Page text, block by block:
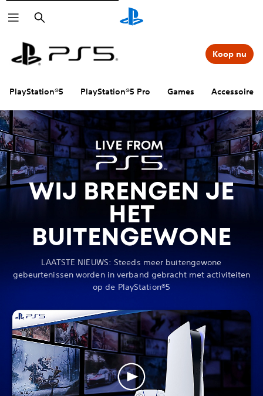
Zoeken
PlayStation®5 PlayStation®5 Pro Games Accessoires
Koop nu
WIJ BRENGEN JE
HET
BUITENGEWONE
LAATSTE NIEUWS: Steeds meer buitengewone
gebeurtenissen worden in verband gebracht met activiteiten
op de PlayStation®5